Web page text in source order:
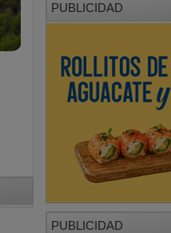
PUBLICIDAD
PUBLICIDAD